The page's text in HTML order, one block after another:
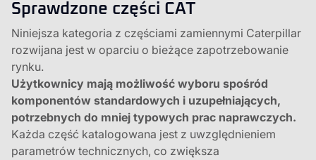
Sprawdzone części CAT
Niniejsza kategoria z częściami zamiennymi Caterpillar
rozwijana jest w oparciu o bieżące zapotrzebowanie
rynku.
Użytkownicy mają możliwość wyboru spośród
komponentów standardowych i uzupełniających,
potrzebnych do mniej typowych prac naprawczych.
Każda część katalogowana jest z uwzględnieniem
parametrów technicznych, co zwiększa